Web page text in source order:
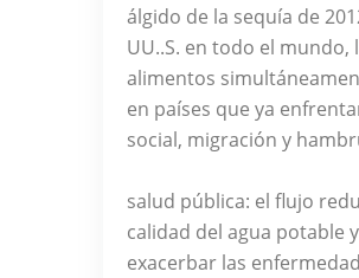
álgido de la sequía de
UU..S. en todo el
alimentos
en países que ya
social, migración y
salud pública: el flujo
calidad del agua potable
exacerbar las